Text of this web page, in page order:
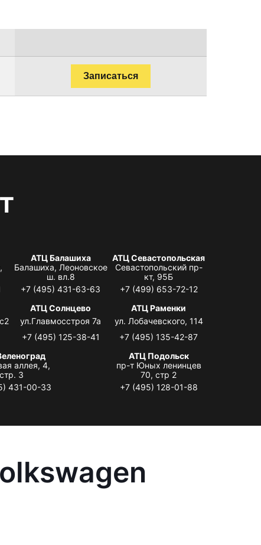
Записаться
АТЦ Балашиха
Балашиха, Леоновское
ш. вл.8
+7 (495) 431-63-63
АТЦ Севастопольская
Севастопольский пр-
кт, 95Б
+7 (499) 653-72-12
АТЦ Солнцево
ул.Главмосстроя 7а
+7 (495) 125-38-41
АТЦ Раменки
ул. Лобачевского, 114
+7 (495) 135-42-87
аллея, 4,
стр. 3
431-00-33
АТЦ Подольск
пр-т Юных ленинцев
70, стр 2
+7 (495) 128-01-88